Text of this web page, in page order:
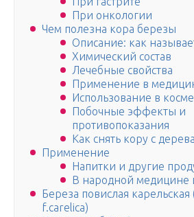
При онкологии
Чем полезна кора березы
Описание: как
Химический состав
Лечебные свойства
Применение в
Использование в
Побочные эффекты и
противопоказания
Как снять кору с дерева
Применение
Напитки и другие
В народной медицине
Береза повислая
f.carelica)